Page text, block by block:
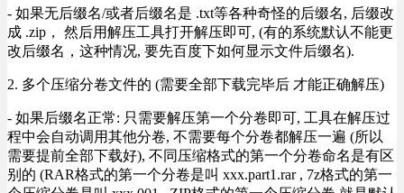
- 如果无后缀名/或者后缀名是 .txt等各种奇怪的后缀名, 后缀改
成 .zip， 然后用解压工具打开解压即可, (有的系统默认不能更
改后缀名，这种情况, 要先百度下如何显示文件后缀名).
2. 多个压缩分卷文件的 (需要全部下载完毕后 才能正确解压)
- 如果后缀名正常: 只需要解压第一个分卷即可, 工具在解压过
程中会自动调用其他分卷, 不需要每个分卷都解压一遍 (所以
需要提前全部下载好), 不同压缩格式的第一个分卷命名是有区
别的 (RAR格式的第一个分卷是叫 xxx.part1.rar , 7z格式的第一